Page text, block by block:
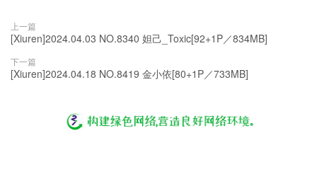
上一篇
[Xiuren]2024.04.03 NO.8340 妲己_Toxic[92+1P／834MB]
下一篇
[Xiuren]2024.04.18 NO.8419 金小依[80+1P／733MB]